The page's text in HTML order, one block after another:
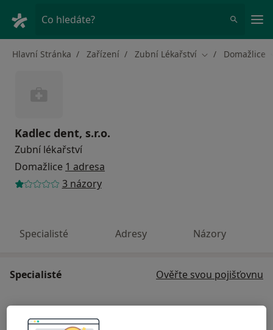
Co hledáte?
Hlavní Stránka Zařízení Zubní Lékařství Změna města
Domažlice
Kadlec dent, s.r.o.
Zubní lékařství
Domažlice 1 adresa
3 názory
Specialisté Adresy Názory
Specialisté Ověřte svou pojišťovnu
MUDr. Ivo Kadlec